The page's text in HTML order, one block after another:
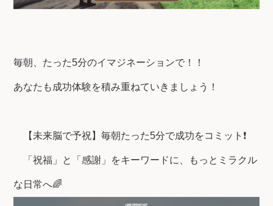
毎朝、たった5分のイマジネーションで！！
あなたも成功体験を積み重ねていきましょう！
【未来脳で予祝】毎朝たった5分で成功をコミット❗
「祝福」と「感謝」をキーワードに、もっとミラクル
な日常へ🌈